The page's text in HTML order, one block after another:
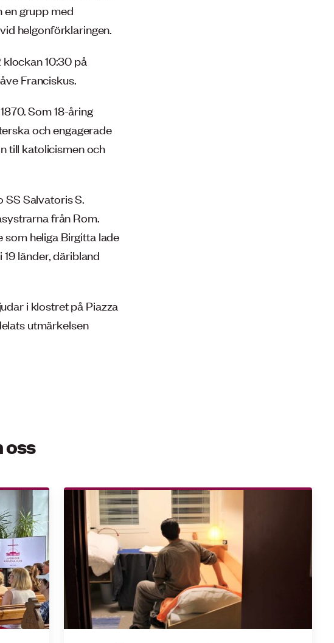
en grupp med
helgonförklaringen.
10:30 på
Franciskus.
Som 18-åring
och engagerade
till katolicismen och
SS Salvatoris S.
från Rom.
heliga Birgitta lade
länder, däribland
i klostret på Piazza
utmärkelsen
oss